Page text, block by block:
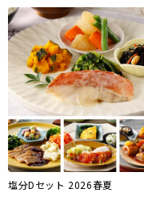
塩分Dセット 2026春夏